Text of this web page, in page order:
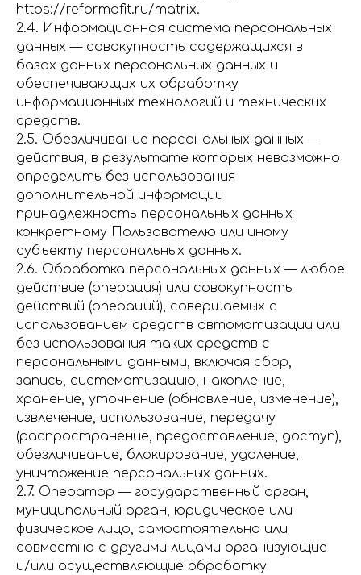
https://reformafit.ru/matrix.
2.4. Информационная система персональных
данных — совокупность содержащихся в
базах данных персональных данных и
обеспечивающих их обработку
информационных технологий и технических
средств.
2.5. Обезличивание персональных данных —
действия, в результате которых невозможно
определить без использования
дополнительной информации
принадлежность персональных данных
конкретному Пользователю или иному
субъекту персональных данных.
2.6. Обработка персональных данных — любое
действие (операция) или совокупность
действий (операций), совершаемых с
использованием средств автоматизации или
без использования таких средств с
персональными данными, включая сбор,
запись, систематизацию, накопление,
хранение, уточнение (обновление, изменение),
извлечение, использование, передачу
(распространение, предоставление, доступ),
обезличивание, блокирование, удаление,
уничтожение персональных данных.
2.7. Оператор — государственный орган,
муниципальный орган, юридическое или
физическое лицо, самостоятельно или
совместно с другими лицами организующие
и/или осуществляющие обработку